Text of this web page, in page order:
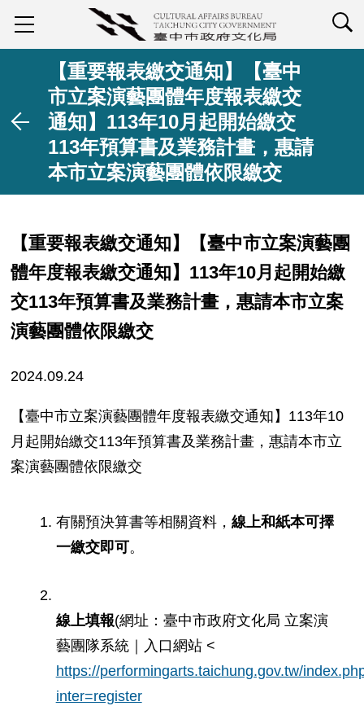
【重要報表繳交通知】【臺中
市立案演藝團體年度報表繳交
通知】113年10月起開始繳交
113年預算書及業務計畫，惠請
本市立案演藝團體依限繳交
【重要報表繳交通知】【臺中市立案演藝團
體年度報表繳交通知】113年10月起開始繳
交113年預算書及業務計畫，惠請本市立案
演藝團體依限繳交
2024.09.24
【臺中市立案演藝團體年度報表繳交通知】113年10
月起開始繳交113年預算書及業務計畫，惠請本市立
案演藝團體依限繳交
有關預決算書等相關資料， 線上和紙本可擇
一繳交即可。
線上填報(網址：臺中市政府文化局 立案演
藝團隊系統｜入口網站 <
https://performingarts.taichung.gov.tw/
inter=register